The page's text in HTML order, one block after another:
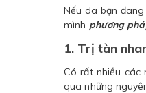
Nếu da bạn
mình phương
1. Trị tàn
Có rất nhiều các
qua những